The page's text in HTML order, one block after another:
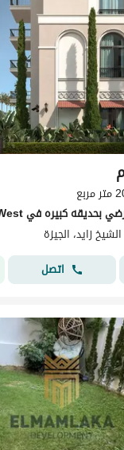
زايد، الجيزة
اتصل